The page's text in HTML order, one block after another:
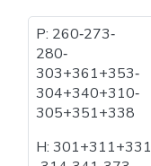
P: 260​‐​273​‐​
280​‐​
303+361+353​‐​
304+340+310​‐​
305+351+338
H: 301+311+331​